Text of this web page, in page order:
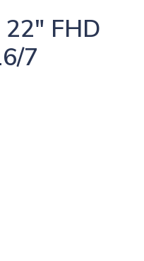
FHD
7